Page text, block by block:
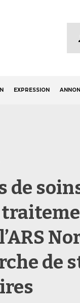
EXPRESSION
de
de